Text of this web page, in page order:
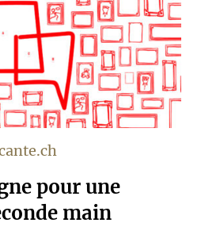
pour une
main